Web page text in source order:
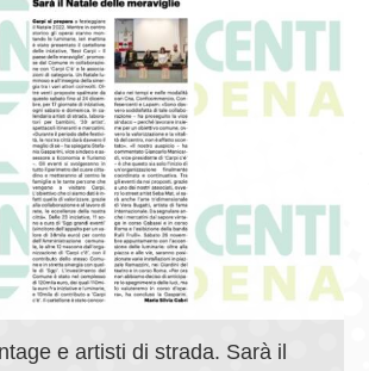
e artisti di strada. Sarà il